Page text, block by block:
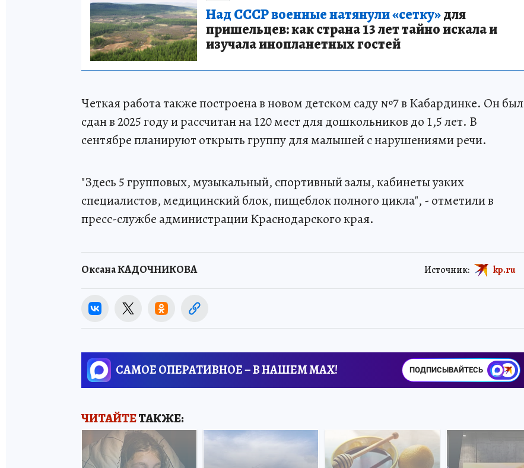
Над СССР военные натянули «сетку»для
пришельцев: как страна 13 лет тайно искала и
изучала инопланетных гостей
Четкая работа также построена в новом детском саду №7 в Кабардинке. Он был
сдан в 2025 году и рассчитан на 120 мест для дошкольников до 1,5 лет. В
сентябре планируют открыть группу для малышей с нарушениями речи.
"Здесь 5 групповых, музыкальный, спортивный залы, кабинеты узких
специалистов, медицинский блок, пищеблок полного цикла", - отметили в
пресс-службе администрации Краснодарского края.
Оксана КАДОЧНИКОВА Источник: kp.ru
САМОЕ ОПЕРАТИВНОЕ – В НАШЕМ MAX! ПОДПИСЫВАЙТЕСЬ
ЧИТАЙТЕТАКЖЕ: